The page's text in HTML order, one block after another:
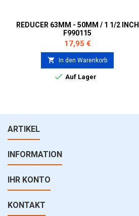
REDUCER 63MM - 50MM / 1 1/2 INCH
F990115
Preis
17,95 €
 In den Warenkorb
 Auf Lager
ARTIKEL
INFORMATION
IHR KONTO
KONTAKT